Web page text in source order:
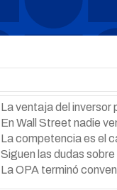
La ventaja del inversor
En Wall Street nadie
La competencia es el
Siguen las dudas sobre
La OPA terminó